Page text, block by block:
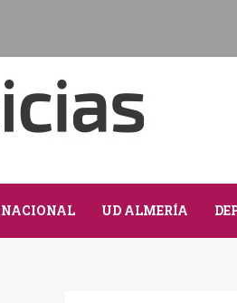
NACIONAL UD ALMERÍA